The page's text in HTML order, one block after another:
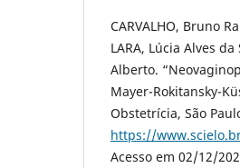
CARVALHO, Bruno
LARA, Lúcia Alves
Alberto.
Mayer-Rokitansky-
Obstetrícia, São
https://
Acesso em 02/12/